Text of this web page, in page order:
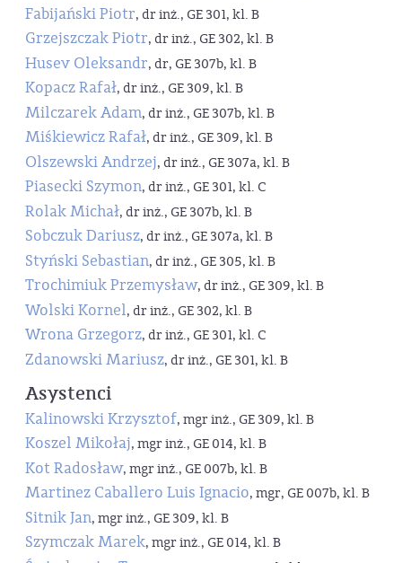
Fabijański Piotr, dr inż., GE 301, kl. B
Grzejszczak Piotr, dr inż., GE 302, kl. B
Husev Oleksandr, dr, GE 307b, kl. B
Kopacz Rafał, dr inż., GE 309, kl. B
Milczarek Adam, dr inż., GE 307b, kl. B
Miśkiewicz Rafał, dr inż., GE 309, kl. B
Olszewski Andrzej, dr inż., GE 307a, kl. B
Piasecki Szymon, dr inż., GE 301, kl. C
Rolak Michał, dr inż., GE 307b, kl. B
Sobczuk Dariusz, dr inż., GE 307a, kl. B
Styński Sebastian, dr inż., GE 305, kl. B
Trochimiuk Przemysław, dr inż., GE 309, kl. B
Wolski Kornel, dr inż., GE 302, kl. B
Wrona Grzegorz, dr inż., GE 301, kl. C
Zdanowski Mariusz, dr inż., GE 301, kl. B
Asystenci
Kalinowski Krzysztof, mgr inż., GE 309, kl. B
Koszel Mikołaj, mgr inż., GE 014, kl. B
Kot Radosław, mgr inż., GE 007b, kl. B
Martinez Caballero Luis Ignacio, mgr, GE 007b, kl. B
Sitnik Jan, mgr inż., GE 309, kl. B
Szymczak Marek, mgr inż., GE 014, kl. B